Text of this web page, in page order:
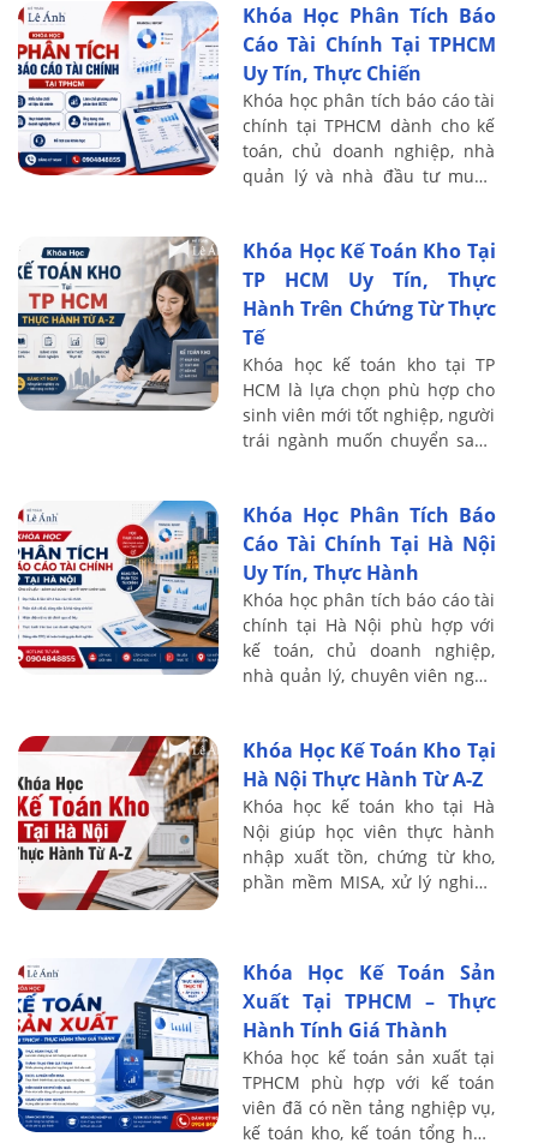
đường và hạ ...
Khóa Học Phân Tích Báo
Cáo Tài Chính Tại TPHCM
Uy Tín, Thực Chiến
Khóa học phân tích báo cáo tài
chính tại TPHCM dành cho kế
toán, chủ doanh nghiệp, nhà
quản lý và nhà đầu tư muốn
chính và ...
Khóa Học Kế Toán Kho Tại
TP HCM Uy Tín, Thực
Hành Trên Chứng Từ Thực
Tế
Khóa học kế toán kho tại TP
HCM là lựa chọn phù hợp cho
sinh viên mới tốt nghiệp, người
trái ngành muốn chuyển sang
toán muốn ...
Khóa Học Phân Tích Báo
Cáo Tài Chính Tại Hà Nội
Uy Tín, Thực Hành
Khóa học phân tích báo cáo tài
chính tại Hà Nội phù hợp với
kế toán, chủ doanh nghiệp,
nhà quản lý, chuyên viên ngân
hiểu số ...
Khóa Học Kế Toán Kho Tại
Hà Nội Thực Hành Từ A-Z
Khóa học kế toán kho tại Hà
Nội giúp học viên thực hành
nhập xuất tồn, chứng từ kho,
phần mềm MISA, xử lý nghiệp
Khóa Học Kế Toán Sản
Xuất Tại TPHCM – Thực
Hành Tính Giá Thành
Khóa học kế toán sản xuất tại
TPHCM phù hợp với kế toán
viên đã có nền tảng nghiệp vụ,
kế toán kho, kế toán tổng hợp